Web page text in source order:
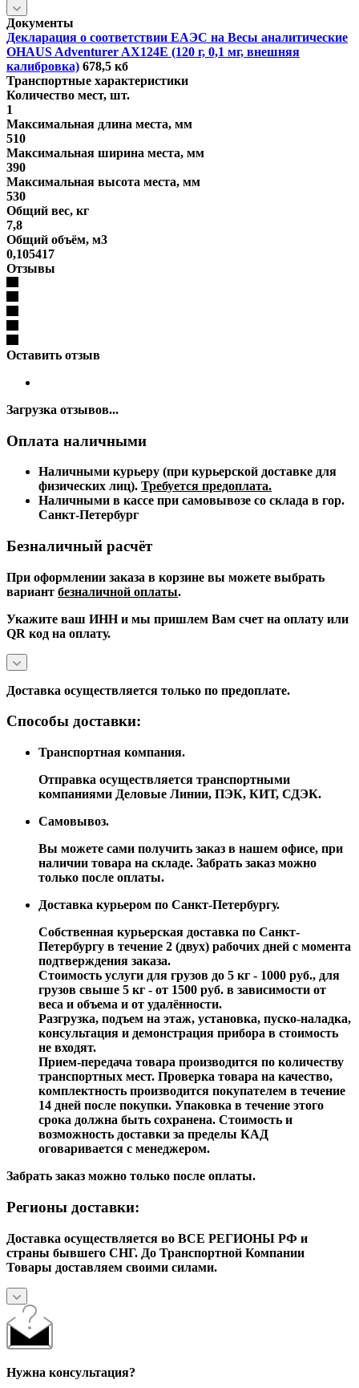
Документы
Декларация о соответствии ЕАЭС на Весы аналитические
OHAUS Adventurer AX124E (120 г, 0,1 мг, внешняя
калибровка) 678,5 кб
Транспортные характеристики
Количество мест, шт.
1
Максимальная длина места, мм
510
Максимальная ширина места, мм
390
Максимальная высота места, мм
530
Общий вес, кг
7,8
Общий объём, м3
0,105417
Отзывы
Оставить отзыв
Загрузка отзывов...
Оплата наличными
Наличными курьеру (при курьерской доставке для
физических лиц). Требуется предоплата.
Наличными в кассе при самовывозе со склада в гор.
Санкт-Петербург
Безналичный расчёт
При оформлении заказа в корзине вы можете выбрать
вариант безналичной оплаты.
Укажите ваш ИНН и мы пришлем Вам счет на оплату или
QR код на оплату.
Доставка осуществляется только по предоплате.
Способы доставки:
Транспортная компания.
Отправка осуществляется транспортными
компаниями Деловые Линии, ПЭК, КИТ, СДЭК.
Самовывоз.
Вы можете сами получить заказ в нашем офисе, при
наличии товара на складе. Забрать заказ можно
только после оплаты.
Доставка курьером по Санкт-Петербургу.
Собственная курьерская доставка по Санкт-
Петербургу в течение 2 (двух) рабочих дней с момента
подтверждения заказа.
Стоимость услуги для грузов до 5 кг - 1000 руб., для
грузов свыше 5 кг - от 1500 руб. в зависимости от
веса и объема и от удалённости.
Разгрузка, подъем на этаж, установка, пуско-наладка,
консультация и демонстрация прибора в стоимость
не входят.
Прием-передача товара производится по количеству
транспортных мест. Проверка товара на качество,
комплектность производится покупателем в течение
14 дней после покупки. Упаковка в течение этого
срока должна быть сохранена. Стоимость и
возможность доставки за пределы КАД
оговаривается с менеджером.
Забрать заказ можно только после оплаты.
Регионы доставки:
Доставка осуществляется во ВСЕ РЕГИОНЫ РФ и
страны бывшего СНГ. До Транспортной Компании
Товары доставляем своими силами.
Нужна консультация?